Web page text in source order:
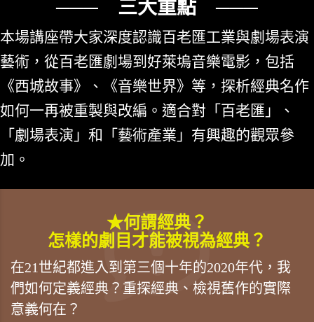
─── 三大重點 ───
本場講座帶大家深度認識百老匯工業與劇場表演
藝術，從百老匯劇場到好萊塢音樂電影，包括
《西城故事》、《音樂世界》等，探析經典名作
如何一再被重製與改編。適合對「百老匯」、
「劇場表演」和「藝術產業」有興趣的觀眾參
加。
★何謂經典？
怎樣的劇目才能被視為經典？
在21世紀都進入到第三個十年的2020年代，我
們如何定義經典？重探經典、檢視舊作的實際
意義何在？